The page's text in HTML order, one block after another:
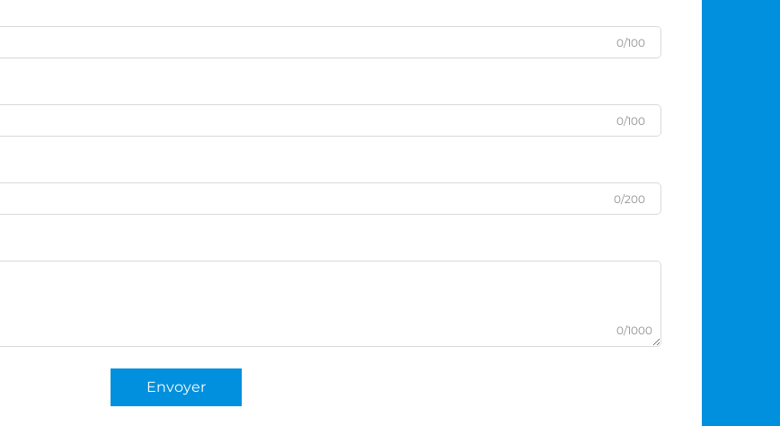
0/100
0/100
0/200
0/1000
Envoyer